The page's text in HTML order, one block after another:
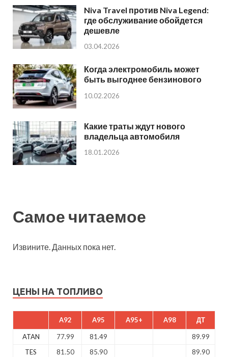
Niva Travel против Niva Legend:
где обслуживание обойдется
дешевле
03.04.2026
Когда электромобиль может
быть выгоднее бензинового
10.02.2026
Какие траты ждут нового
владельца автомобиля
18.01.2026
Самое читаемое
Извините. Данных пока нет.
ЦЕНЫ НА ТОПЛИВО
A92 A95 A95+ A98 ДТ
ATAN 77.99 81.49
89.99
TES
81.50 85.90
89.90